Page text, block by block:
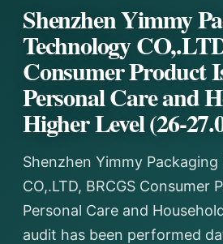
Shenzhen Yimmy
Technology
Consumer Product
Personal Care and
Higher Level (26-
Shenzhen Yimmy
CO,.LTD, BRCGS Consumer
Personal Care and
audit has been performed